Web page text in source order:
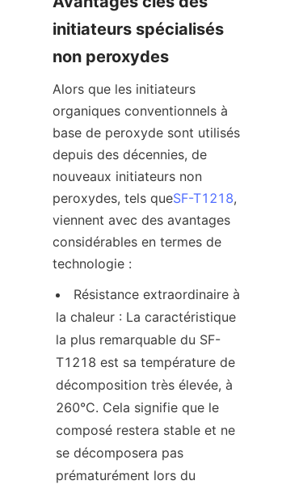
initiateurs spécialisés
non peroxydes
Alors que les initiateurs
organiques conventionnels à
base de peroxyde sont utilisés
depuis des décennies, de
nouveaux initiateurs non
peroxydes, tels queSF-T1218,
viennent avec des avantages
considérables en termes de
technologie :
Résistance extraordinaire à
la chaleur : La caractéristique
la plus remarquable du SF-
T1218 est sa température de
décomposition très élevée, à
260°C. Cela signifie que le
composé restera stable et ne
se décomposera pas
prématurément lors du